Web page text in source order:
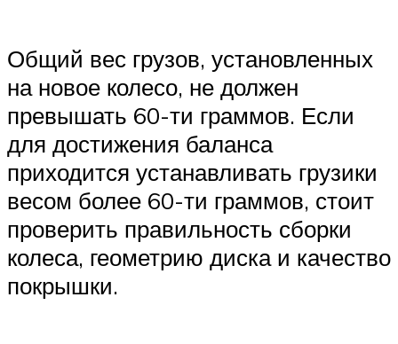
Общий вес грузов, установленных
на новое колесо, не должен
превышать 60-ти граммов. Если
для достижения баланса
приходится устанавливать грузики
весом более 60-ти граммов, стоит
проверить правильность сборки
колеса, геометрию диска и качество
покрышки.